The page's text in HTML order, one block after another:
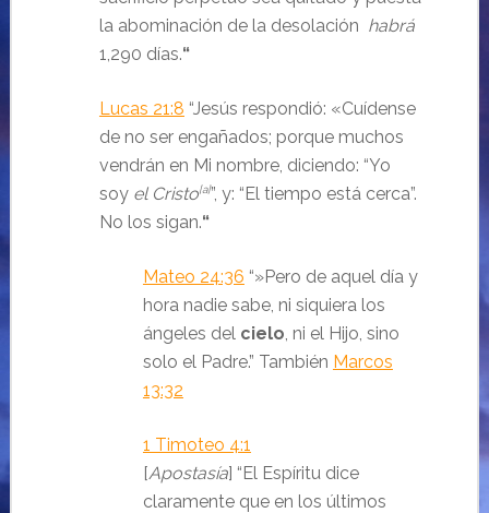
la abominación de la desolación habrá
1,290 días.“
Lucas 21:8 “Jesús respondió: «Cuídense
de no ser engañados; porque muchos
vendrán en Mi nombre, diciendo: “Yo
soy el Cristo[a]”, y: “El tiempo está cerca”.
No los sigan.“
Mateo 24:36 “»Pero de aquel día y
hora nadie sabe, ni siquiera los
ángeles del cielo , ni el Hijo, sino
solo el Padre.” También Marcos
13:32
1 Timoteo 4:1
[Apostasía] “El Espíritu dice
claramente que en los últimos